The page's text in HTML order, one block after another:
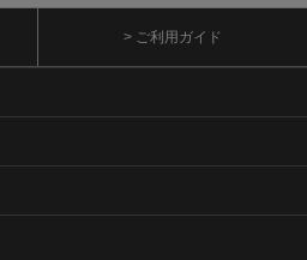
> ご利用ガイド